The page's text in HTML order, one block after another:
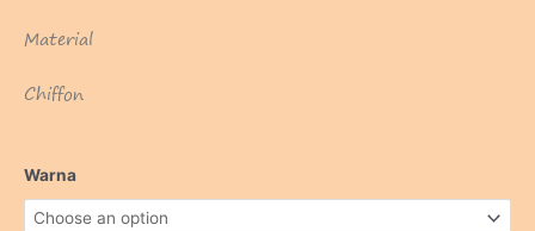
Material
Chiffon
Warna
Dianella
quantity